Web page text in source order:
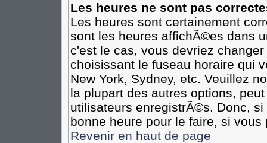
Les heures ne sont pas
Les heures sont certainement
sont les heures affichÃ©es dans
c'est le cas, vous devriez
choisissant le fuseau horaire qui
New York, Sydney, etc. Veuillez
la plupart des autres options,
utilisateurs enregistrÃ©s. Donc,
bonne heure pour le faire, si
Revenir en haut de page